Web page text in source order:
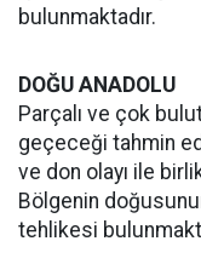
bulunmaktadır.
DOĞU ANADOLU
Parçalı ve çok
geçeceği tahmin
ve don olayı ile
Bölgenin
tehlikesi